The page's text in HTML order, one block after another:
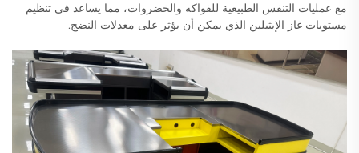
مع عمليات التنفس الطبيعية للفواكه والخضروات، مما يساعد في تنظيم
مستويات غاز الإيثيلين الذي يمكن أن يؤثر على معدلات النضج.